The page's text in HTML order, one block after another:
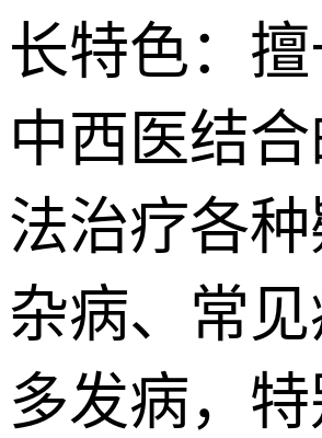
长特色：擅
中西医结
法治疗各
杂病、常见
多发病，